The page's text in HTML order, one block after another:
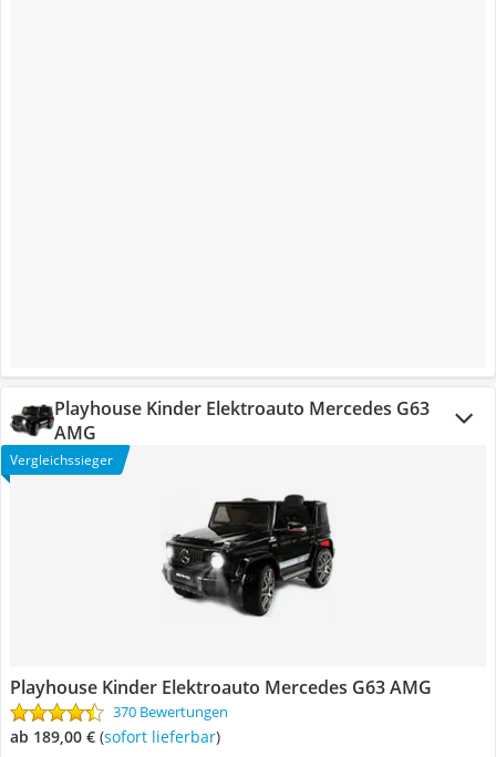
Playhouse Kinder Elektroauto Mercedes G63
AMG
Vergleichssieger
Playhouse Kinder Elektroauto Mercedes G63 AMG
370 Bewertungen
ab 189,00 € ( Sofort lieferbar)